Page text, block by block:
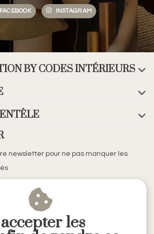
FACEBOOK INSTAGRAM
BY CODES INTÉRIEURS
newsletter pour ne pas manquer les
les